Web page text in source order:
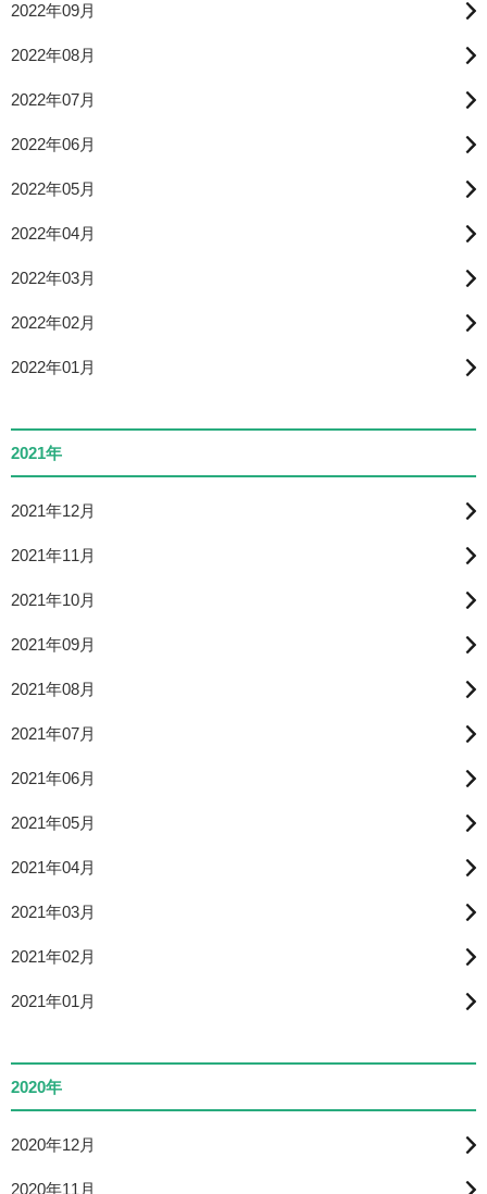
2022年09月
2022年08月
2022年07月
2022年06月
2022年05月
2022年04月
2022年03月
2022年02月
2022年01月
2021年
2021年12月
2021年11月
2021年10月
2021年09月
2021年08月
2021年07月
2021年06月
2021年05月
2021年04月
2021年03月
2021年02月
2021年01月
2020年
2020年12月
2020年11月